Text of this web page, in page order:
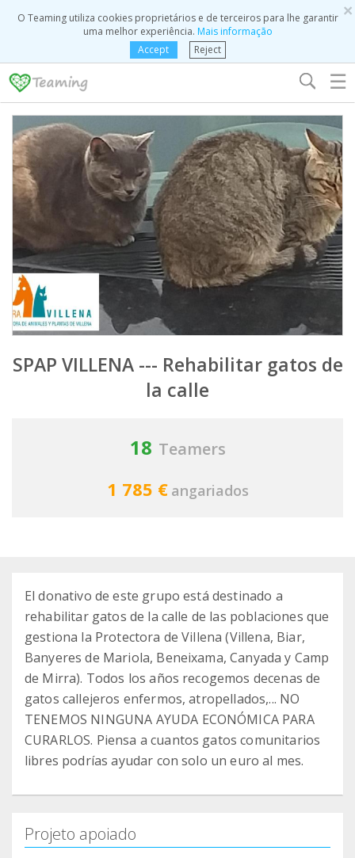
×
O Teaming utiliza cookies proprietários e de terceiros para lhe garantir
uma melhor experiência. Mais informação
Accept
Reject
☰
SPAP VILLENA --- Rehabilitar gatos de
la calle
18 Teamers
1 785 € angariados
El donativo de este grupo está destinado a
rehabilitar gatos de la calle de las poblaciones que
gestiona la Protectora de Villena (Villena, Biar,
Banyeres de Mariola, Beneixama, Canyada y Camp
de Mirra). Todos los años recogemos decenas de
gatos callejeros enfermos, atropellados,... NO
TENEMOS NINGUNA AYUDA ECONÓMICA PARA
CURARLOS. Piensa a cuantos gatos comunitarios
libres podrías ayudar con solo un euro al mes.
Projeto apoiado